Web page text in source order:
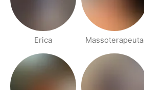
Erica Massoterapeuta